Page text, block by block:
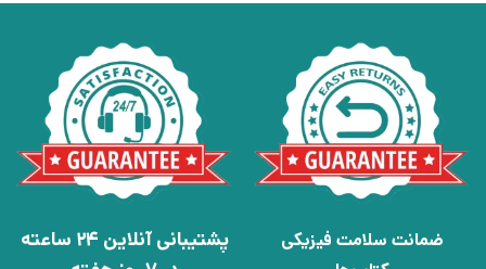
ضمانت سلامت فیزیکی
پشتیبانی آنلاین 24 ساعته